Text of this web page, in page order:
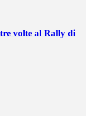
volte al Rally di